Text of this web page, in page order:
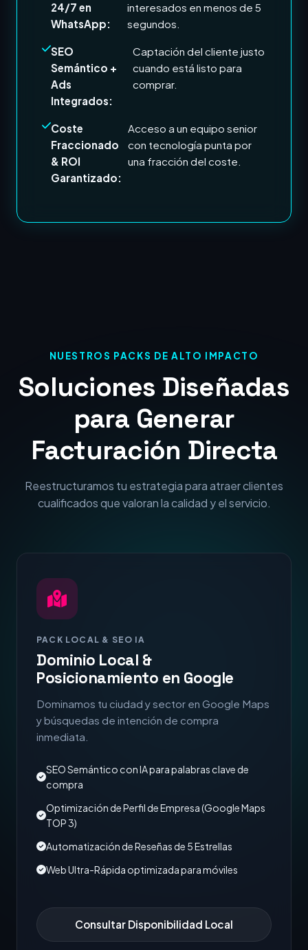
24/7 en
WhatsApp:
interesados en menos de 5
segundos.
SEO
Semántico +
Ads
Integrados:
Captación del cliente justo
cuando está listo para
comprar.
Coste
Fraccionado
& ROI
Garantizado:
Acceso a un equipo senior
con tecnología punta por
una fracción del coste.
NUESTROS PACKS DE ALTO IMPACTO
Soluciones Diseñadas
para Generar
Facturación Directa
Reestructuramos tu estrategia para atraer clientes
cualificados que valoran la calidad y el servicio.
PACK LOCAL & SEO IA
Dominio Local &
Posicionamiento en Google
Dominamos tu ciudad y sector en Google Maps
y búsquedas de intención de compra
inmediata.
SEO Semántico con IA para palabras clave de
compra
Optimización de Perfil de Empresa (Google Maps
TOP 3)
Automatización de Reseñas de 5 Estrellas
Web Ultra-Rápida optimizada para móviles
Consultar Disponibilidad Local